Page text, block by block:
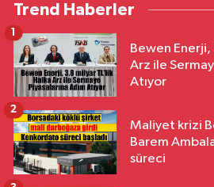
Trend Haberler
Bewen
Arz ile
Atıyor
1
Maliyet krizi
Barem
süreci
2